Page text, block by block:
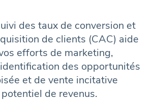
des taux de conversion et
de clients (CAC) aide
efforts de marketing,
des opportunités
et de vente incitative
de revenus.